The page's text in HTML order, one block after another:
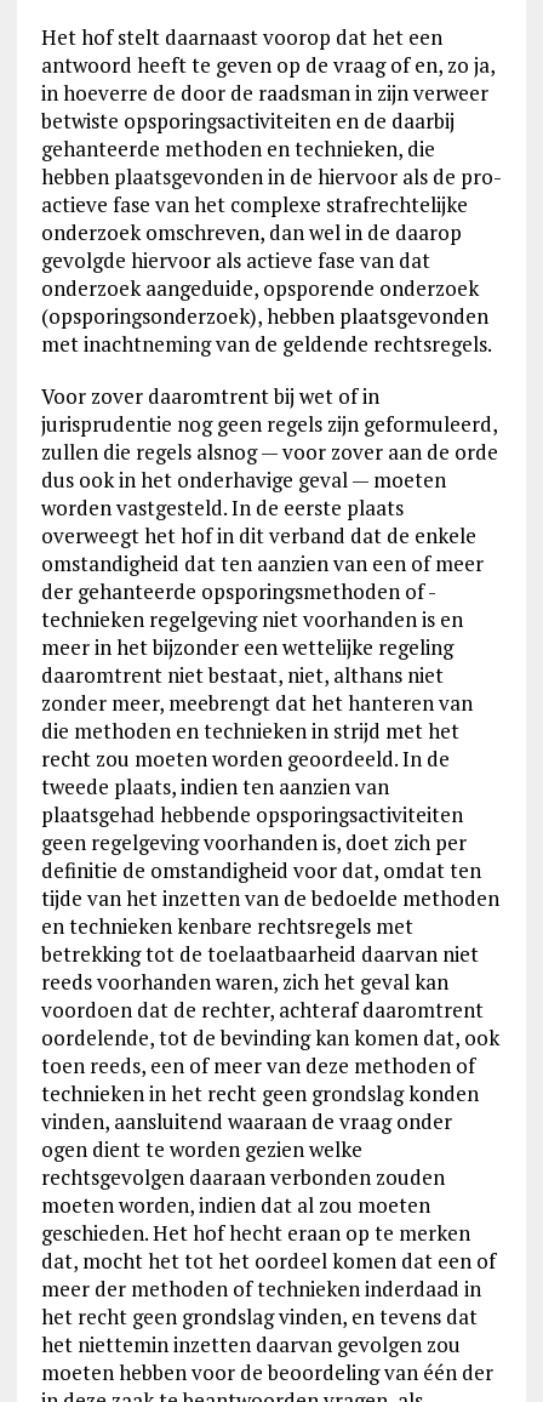
Het hof stelt daarnaast voorop dat het een
antwoord heeft te geven op de vraag of en, zo ja,
in hoeverre de door de raadsman in zijn verweer
betwiste opsporingsactiviteiten en de daarbij
gehanteerde methoden en technieken, die
hebben plaatsgevonden in de hiervoor als de pro-
actieve fase van het complexe strafrechtelijke
onderzoek omschreven, dan wel in de daarop
gevolgde hiervoor als actieve fase van dat
onderzoek aangeduide, opsporende onderzoek
(opsporingsonderzoek), hebben plaatsgevonden
met inachtneming van de geldende rechtsregels.
Voor zover daaromtrent bij wet of in
jurisprudentie nog geen regels zijn geformuleerd,
zullen die regels alsnog — voor zover aan de orde
dus ook in het onderhavige geval — moeten
worden vastgesteld. In de eerste plaats
overweegt het hof in dit verband dat de enkele
omstandigheid dat ten aanzien van een of meer
der gehanteerde opsporingsmethoden of -
technieken regelgeving niet voorhanden is en
meer in het bijzonder een wettelijke regeling
daaromtrent niet bestaat, niet, althans niet
zonder meer, meebrengt dat het hanteren van
die methoden en technieken in strijd met het
recht zou moeten worden geoordeeld. In de
tweede plaats, indien ten aanzien van
plaatsgehad hebbende opsporingsactiviteiten
geen regelgeving voorhanden is, doet zich per
definitie de omstandigheid voor dat, omdat ten
tijde van het inzetten van de bedoelde methoden
en technieken kenbare rechtsregels met
betrekking tot de toelaatbaarheid daarvan niet
reeds voorhanden waren, zich het geval kan
voordoen dat de rechter, achteraf daaromtrent
oordelende, tot de bevinding kan komen dat, ook
toen reeds, een of meer van deze methoden of
technieken in het recht geen grondslag konden
vinden, aansluitend waaraan de vraag onder
ogen dient te worden gezien welke
rechtsgevolgen daaraan verbonden zouden
moeten worden, indien dat al zou moeten
geschieden. Het hof hecht eraan op te merken
dat, mocht het tot het oordeel komen dat een of
meer der methoden of technieken inderdaad in
het recht geen grondslag vinden, en tevens dat
het niettemin inzetten daarvan gevolgen zou
moeten hebben voor de beoordeling van één der